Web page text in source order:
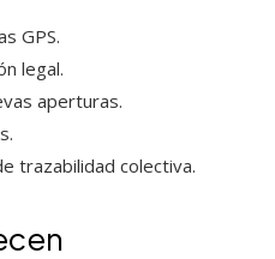
GPS.
legal.
aperturas.
trazabilidad colectiva.